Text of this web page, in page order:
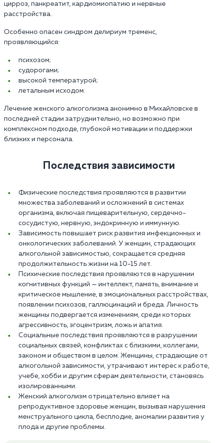
цирроз, панкреатит, кардиомиопатию и нервные
расстройства.
Особенно опасен синдром делириум тременс,
проявляющийся:
психозом;
судорогами;
высокой температурой;
летальным исходом.
Лечение женского алкоголизма анонимно в Михайловске в
последней стадии затруднительно, но возможно при
комплексном подходе, глубокой мотивации и поддержки
близких и персонала.
Последствия зависимости
Физические последствия проявляются в развитии
множества заболеваний и осложнений в системах
организма, включая пищеварительную, сердечно-
сосудистую, нервную, эндокринную и иммунную.
Зависимость повышает риск развития инфекционных и
онкологических заболеваний. У женщин, страдающих
алкогольной зависимостью, сокращается средняя
продолжительность жизни на 10-15 лет.
Психические последствия проявляются в нарушении
когнитивных функций — интеллект, память, внимание и
критическое мышление, в эмоциональных расстройствах,
появлении психозов, галлюцинаций и бреда. Личность
женщины подвергается изменениям, среди которых
агрессивность, эгоцентризм, ложь и апатия.
Социальные последствия проявляются в разрушении
социальных связей, конфликтах с близкими, коллегами,
законом и обществом в целом. Женщины, страдающие от
алкогольной зависимости, утрачивают интерес к работе,
учебе, хобби и другим сферам деятельности, становясь
изолированными.
Женский алкоголизм отрицательно влияет на
репродуктивное здоровье женщин, вызывая нарушения
менструального цикла, бесплодие, аномалии развития у
плода и другие проблемы.